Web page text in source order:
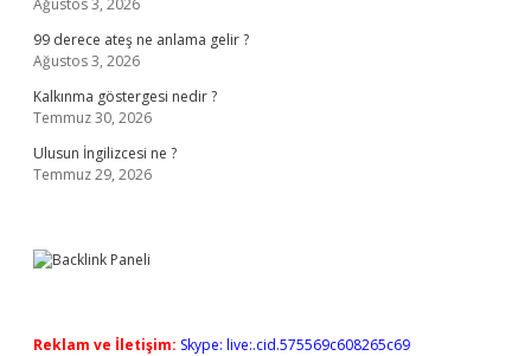
Ağustos 3, 2026
99 derece ateş ne anlama gelir ?
Ağustos 3, 2026
Kalkınma göstergesi nedir ?
Temmuz 30, 2026
Ulusun İngilizcesi ne ?
Temmuz 29, 2026
Reklam ve İletişim: Skype: live:.cid.575569c608265c69